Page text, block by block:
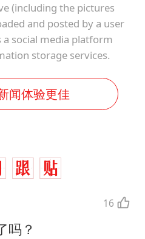
(including the pictures
and posted by a user
a social media platform
storage services.
闻体验更佳
16
吗？